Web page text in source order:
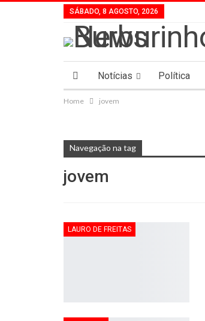
SÁBADO, 8 AGOSTO, 2026
Notícias Política
Home jovem
Navegação na tag
jovem
LAURO DE FREITAS